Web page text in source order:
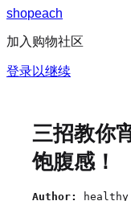
shopeach
加入购物社区
登录以继续
三招教你
饱腹感！
Author:
healthy